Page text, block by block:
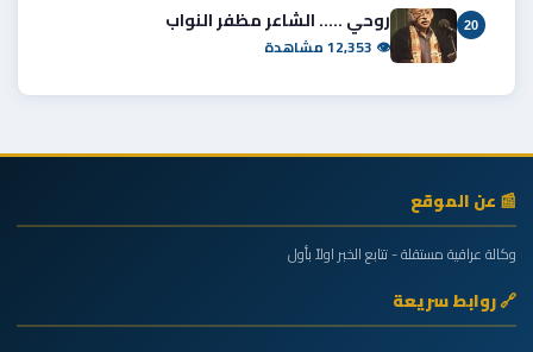
20 روحي ..... الشاعر مظفر النواب
👁 12,353 مشاهدة
📰 عن الموقع
وكالة عراقية مستقلة - تتابع الخبر اولاً بأول
🔗 روابط سريعة